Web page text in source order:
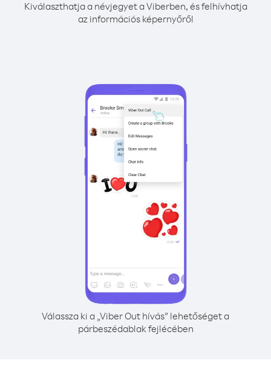
Kiválaszthatja a névjegyet a Viberben, és felhívhatja
az információs képernyőről
Válassza ki a „Viber Out hívás” lehetőséget a
párbeszédablak fejlécében